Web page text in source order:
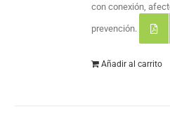
con conexión,
prevención.
Añadir al carrito